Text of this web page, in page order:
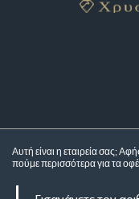
Αυτή είναι η εταιρεία σας;
πούμε περισσότερα για τα